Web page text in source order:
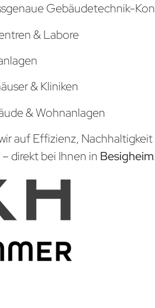
Gebäudetechnik-
& Labore
& Kliniken
& Wohnanlagen
auf Effizienz,
direkt bei Ihnen in Besigheim